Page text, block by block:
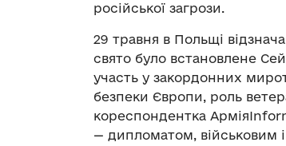
російської загрози.
29 травня в Польщі
свято було встановлене
участь у закордонних
безпеки Європи, роль
кореспондентка
— дипломатом, військовим